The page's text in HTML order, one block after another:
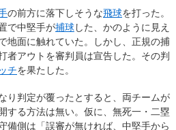
の前方に落下しそうな飛球を打った。
で中堅手が捕球した、かのように見え
地面に触れていた。しかし、正規の捕
者アウトを審判員は宣告した。その判
チを果たした。
り判定が覆ったとすると、両チームが
する方法は無い。仮に、無死一・二塁
備側は「誤審が無ければ、中堅手から